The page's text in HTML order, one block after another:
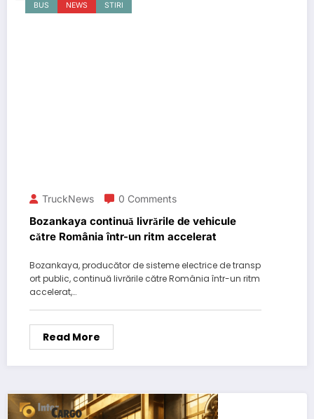
BUS NEWS STIRI
TruckNews 0 Comments
Bozankaya continuă livrările de vehicule
către România într-un ritm accelerat
Bozankaya, producător de sisteme electrice de transp
ort public, continuă livrările către România într-un ritm
accelerat,…
Read More